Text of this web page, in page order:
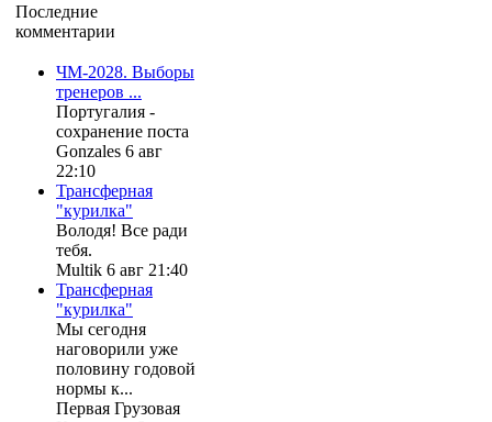
Последние
комментарии
ЧМ-2028. Выборы
тренеров ...
Португалия -
сохранение поста
Gonzales 6 авг
22:10
Трансферная
"курилка"
Володя! Все ради
тебя.
Multik 6 авг 21:40
Трансферная
"курилка"
Мы сегодня
наговорили уже
половину годовой
нормы к...
Первая Грузовая